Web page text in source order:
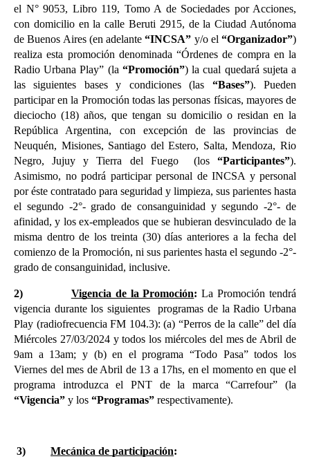
el N° 9053, Libro 119, Tomo A de Sociedades por Acciones,
con domicilio en la calle Beruti 2915, de la Ciudad Autónoma
de Buenos Aires (en adelante “INCSA” y/o el “Organizador”)
realiza esta promoción denominada “Órdenes de compra en la
Radio Urbana Play” (la “Promoción”) la cual quedará sujeta a
las siguientes bases y condiciones (las “Bases”). Pueden
participar en la Promoción todas las personas físicas, mayores de
dieciocho (18) años, que tengan su domicilio o residan en la
República Argentina, con excepción de las provincias de
Neuquén, Misiones, Santiago del Estero, Salta, Mendoza, Rio
Negro, Jujuy y Tierra del Fuego  (los “Participantes”).
Asimismo, no podrá participar personal de INCSA y personal
por éste contratado para seguridad y limpieza, sus parientes hasta
el segundo -2°- grado de consanguinidad y segundo -2°- de
afinidad, y los ex-empleados que se hubieran desvinculado de la
misma dentro de los treinta (30) días anteriores a la fecha del
comienzo de la Promoción, ni sus parientes hasta el segundo -2°-
grado de consanguinidad, inclusive.
2) Vigencia de la Promoción: La Promoción tendrá
vigencia durante los siguientes  programas de la Radio Urbana
Play (radiofrecuencia FM 104.3): (a) “Perros de la calle” del día
Miércoles 27/03/2024 y todos los miércoles del mes de Abril de
9am a 13am; y (b) en el programa “Todo Pasa” todos los
Viernes del mes de Abril de 13 a 17hs, en el momento en que el
“Vigencia” y los “Programas” respectivamente).
3) Mecánica de participación: